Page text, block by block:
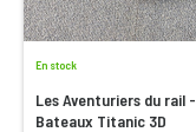
En stock
Les Aventuriers du rail -
Bateaux Titanic 3D